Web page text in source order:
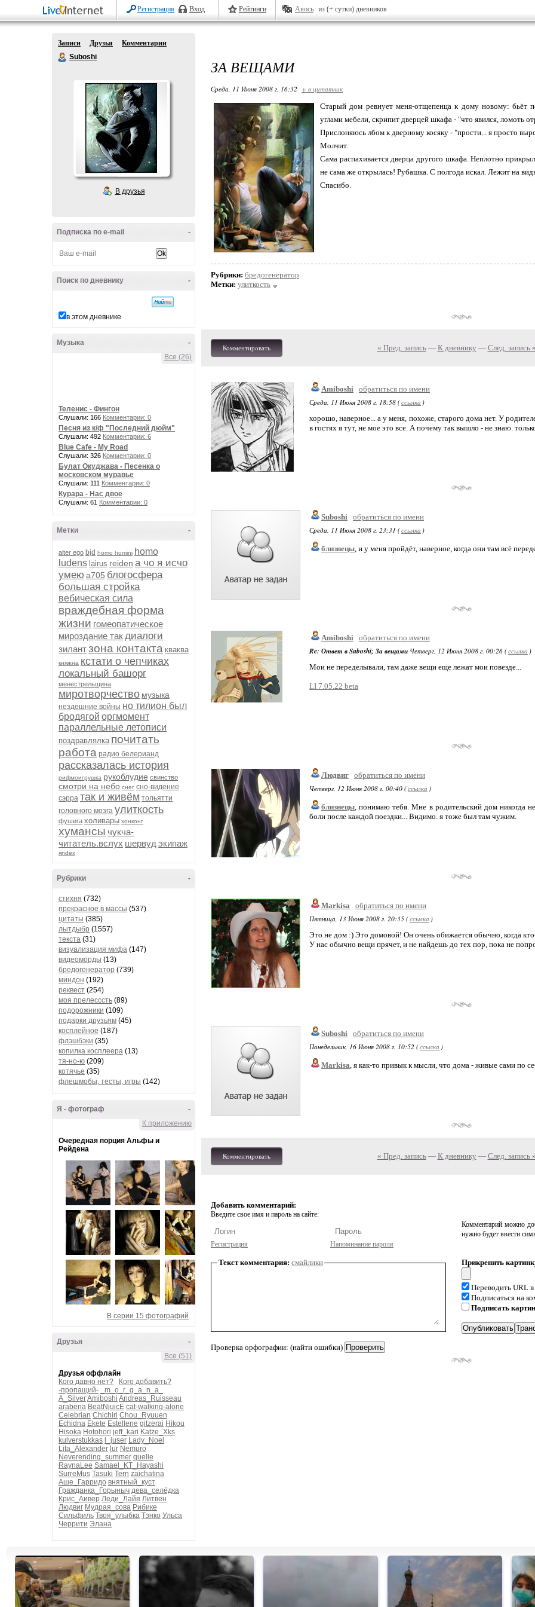
Регистрация Вход Рейтинги Авось из (+ сутки) дневников
Записи Друзья
Комментарии
Suboshi
В друзья
-
Подписка по e-mail
-
Поиск по дневнику
в этом дневнике
-
Музыка
Все (26)
Теленис - Фингон
Слушали: 166 Комментарии: 0
Песня из к/ф "Последний дюйм"
Слушали: 492 Комментарии: 6
Blue Cafe - My Road
Слушали: 326 Комментарии: 0
Булат Окуджава - Песенка о
московском муравье
Слушали: 111 Комментарии: 0
Курара - Нас двое
Слушали: 61 Комментарии: 0
-
Метки
alter ego bjd homo homini homo
ludens lairus reiden а чо я исчо
умею а705 блогосфера
большая стройка
вебическая сила
враждебная форма
жизни гомеопатическое
мироздание такдиалоги
зилантзона контакта кваква
княжна кстати о чепчиках
локальный башорг
менестрельщина
миротворчество музыка
нездешние войны но тилион был
бродягой оргмомент
параллельные летописи
поздравлялка почитать
работа радио белерианд
рассказалась история
рифмоигрушка рукоблудие свинство
смотри на небо снег сно-видение
сэрра так и живём тольятти
головного мозга улиткость
фушига холивары хонконг
хумансы чукча-
читатель.вслух шервуд экипаж
яndex
-
Рубрики
стихня (732)
прекрасное в массы (537)
цитаты (385)
лытдыбр (1557)
текста (31)
визуализация мифа (147)
видеоморды (13)
бредогенератор (739)
миндон (192)
реквест (254)
моя прелесссть (89)
подорожники (109)
подарки друзьям (45)
косплейное (187)
флэшбэки (35)
копилка косплеера (13)
тя-но-ю (209)
котячье (35)
флешмобы, тесты, игры (142)
-
Я - фотограф
К приложению
Очередная порция Альфы и
Рейдена
В серии 15 фотографий
-
Друзья
Все (51)
Друзья оффлайн
Кого давно нет?
Кого добавить?
-пропащий-
_m_o_r_g_a_n_a_
A_SilverAmiboshi Andreas_Ruisseau
arabena BeatNjuicE cat-walking-alone
Celebrian Chichiri Chou_Ryuuen
Echidna Ekete Estellene gitzerai Hikou
Hisoka Hotohori jeff_kari Katze_Xks
kulverstukkas
l_juser Lady_Noel
Lita_Alexander lur Nemuro
Neverending_summer quelle
RaynaLee Samael_KT_Hayashi
SurreMus Tasuki Tern zaichatina
Аше_Гарридо внятный_куст
Гражданка_Горыныч дева_селёдка
Крис_Аивер Леди_Лайя Литвен
Людвиг Мудрая_сова Рибике
Сильфиль Твоя_улыбка Тэнко Ульса
Черрити Элана
ЗА ВЕЩАМИ
Среда, 11 Июня 2008 г. 16:32 + в цитатник
Старый дом ревнует меня-отщепенца к дому новому: бьёт
углами мебели, скрипит дверцей шкафа - "что явился, ломоть
Прислоняюсь лбом к дверному косяку - "прости... я просто
Молчит.
Сама распахивается дверца другого шкафа. Неплотно
не сама же открылась! Рубашка. С полгода искал. Лежит на
Спасибо.
Рубрики: бредогенератор
Метки: улиткость
Комментировать « Пред. запись— К дневнику — След. запись »
Amiboshi обратиться по имени
Среда, 11 Июня 2008 г. 18:58 (ссылка )
хорошо, наверное... а у меня, похоже, старого дома нет. У
в гостях я тут, не мое это все. А почему так вышло - не знаю.
Suboshi обратиться по имени
Среда, 11 Июня 2008 г. 23:31 (ссылка )
близнецы, и у меня пройдёт, наверное, когда они там всё
Amiboshi обратиться по имени
Re: Ответ в Suboshi; За вещами Четверг, 12 Июня 2008 г. 00:26 (ссылка )
Мои не переделывали, там даже вещи еще лежат мои повезде...
LI 7.05.22 beta
Людвиг обратиться по имени
Четверг, 12 Июня 2008 г. 00:40 (ссылка )
близнецы, понимаю тебя. Мне в родительский дом никогда
боли после каждой поездки... Видимо. я тоже был там чужим.
Markisa
обратиться по имени
Пятница, 13 Июня 2008 г. 20:35 (ссылка )
Это не дом :) Это домовой! Он очень обижается обычно, когда
У нас обычно вещи прячет, и не найдешь до тех пор, пока не
Suboshi обратиться по имени
Понедельник, 16 Июня 2008 г. 10:52 (ссылка )
Markisa, я как-то привык к мысли, что дома - живые сами по
Комментировать « Пред. запись— К дневнику — След. запись »
Добавить комментарий:
Введите свое имя и пароль на сайте:
Регистрация Напоминание пароля
Комментарий можно
нужно будет ввести
Текст комментария: смайлики
Проверка орфографии: (найти ошибки)
Прикрепить
Переводить URL
Подписаться на
Подписать